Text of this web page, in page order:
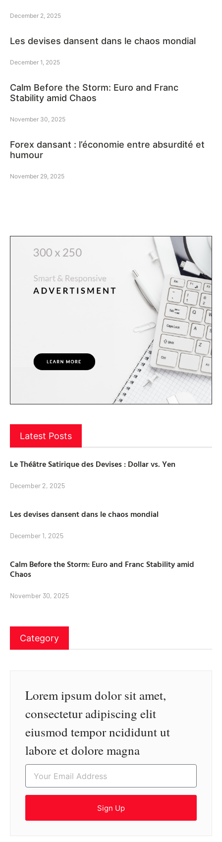
December 2, 2025
Les devises dansent dans le chaos mondial
December 1, 2025
Calm Before the Storm: Euro and Franc
Stability amid Chaos
November 30, 2025
Forex dansant : l’économie entre absurdité et
humour
November 29, 2025
Latest Posts
Le Théâtre Satirique des Devises : Dollar vs. Yen
December 2, 2025
Les devises dansent dans le chaos mondial
December 1, 2025
Calm Before the Storm: Euro and Franc Stability amid
Chaos
November 30, 2025
Category
Lorem ipsum dolor sit amet,
consectetur adipiscing elit
eiusmod tempor ncididunt ut
labore et dolore magna
Sign Up